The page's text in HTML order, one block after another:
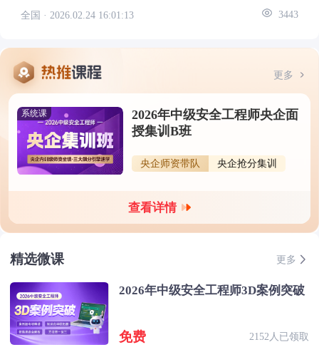
全国 · 2026.02.24 16:01:13 3443
更多
系统课
2026年中级安全工程师央企面
授集训B班
央企师资带队 央企抢分集训
查看详情
精选微课 更多
2026年中级安全工程师3D案例突破
免费 2152人已领取